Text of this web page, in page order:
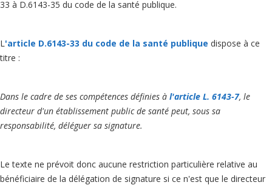
33 à D.6143-35 du code de la santé publique.
L 'article D.6143-33 du code de la santé publique dispose à ce
titre :
Dans le cadre de ses compétences définies à l'article L. 6143-7, le
directeur d'un établissement public de santé peut, sous sa
responsabilité, déléguer sa signature.
Le texte ne prévoit donc aucune restriction particulière relative au
bénéficiaire de la délégation de signature si ce n'est que le directeur